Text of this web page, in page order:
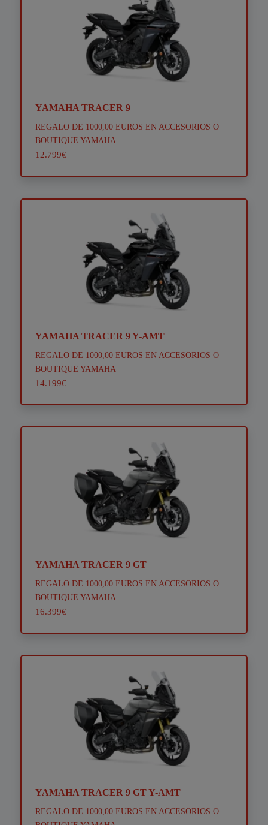
YAMAHA TRACER 9
REGALO DE 1000,00 EUROS EN ACCESORIOS O
BOUTIQUE YAMAHA
12.799€
YAMAHA TRACER 9 Y-AMT
REGALO DE 1000,00 EUROS EN ACCESORIOS O
BOUTIQUE YAMAHA
14.199€
YAMAHA TRACER 9 GT
REGALO DE 1000,00 EUROS EN ACCESORIOS O
BOUTIQUE YAMAHA
16.399€
YAMAHA TRACER 9 GT Y-AMT
REGALO DE 1000,00 EUROS EN ACCESORIOS O